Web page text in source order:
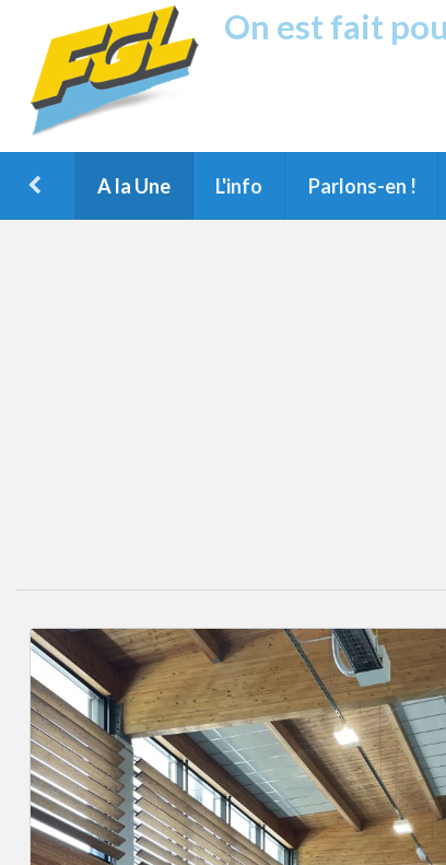
On est fait
A la Une L'info Parlons-en !